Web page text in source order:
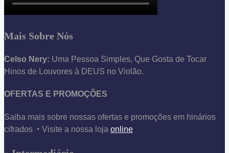
Mais Sobre Nós
Celso Nery: Uma Pessoa Simples, Que Gosta de Tocar
Hinos de Louvores à DEUS no Violão.
OFERTAS E PROMOÇÕES
Saiba mais sobre nossas ofertas e promoções em hinários
cifrados ‣ Visite a nossa loja online